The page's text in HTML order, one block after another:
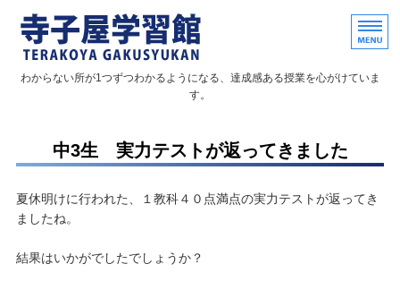
個別指導形式の学習塾と家庭
わからない所が1つずつわかるようになる、達成感ある授業を心がけていま
す。
個別指導塾
家庭教師
中3生 実力テストが返ってきました
夏休明けに行われた、１教科４０点満点の実力テストが返ってき
ましたね。
結果はいかがでしたでしょうか？